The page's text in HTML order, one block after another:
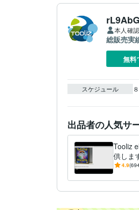
本人確認
総販売実
無料
スケジュール
出品者の人気サ
Tooliz
供しま
リマ/
4.9